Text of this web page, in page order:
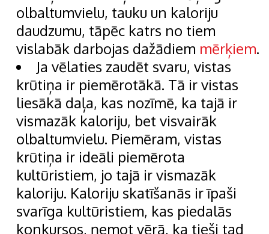
olbaltumvielu, tauku un kaloriju
daudzumu, tāpēc katrs no tiem
vislabāk darbojas dažādiem mērķiem.
Ja vēlaties zaudēt svaru, vistas
krūtiņa ir piemērotākā. Tā ir vistas
liesākā daļa, kas nozīmē, ka tajā ir
vismazāk kaloriju, bet visvairāk
olbaltumvielu. Piemēram, vistas
krūtiņa ir ideāli piemērota
kultūristiem, jo tajā ir vismazāk
kaloriju. Kaloriju skatīšanās ir īpaši
svarīga kultūristiem, kas piedalās
konkursos, ņemot vērā, ka tieši tad